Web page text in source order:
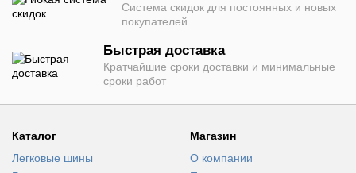
Система скидок для постоянных и новых
покупателей
Быстрая доставка
Кратчайшие сроки доставки и минимальные
сроки работ
Каталог
Легковые шины
Магазин
О компании